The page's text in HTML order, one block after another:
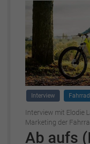
Interview
Interview mit Elodie
Marketing der
Ab aufs